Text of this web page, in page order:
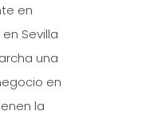
en
Sevilla
una
en
la